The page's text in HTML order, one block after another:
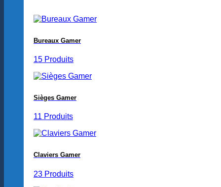
Bureaux Gamer
15 Produits
Sièges Gamer
11 Produits
Claviers Gamer
23 Produits